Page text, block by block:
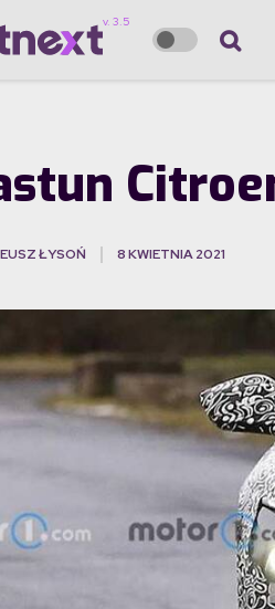
ŁYSOŃ 8 KWIETNIA 2021